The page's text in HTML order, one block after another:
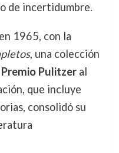
de incertidumbre.
1965, con la
, una colección
Premio Pulitzeral
que incluye
consolidó su